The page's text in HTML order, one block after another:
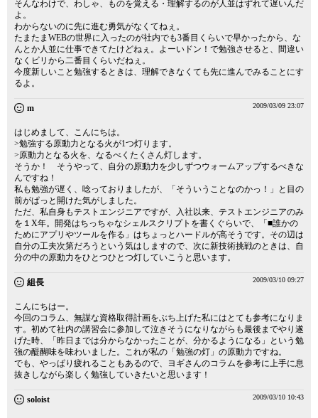
そんなわけで、わしゃ、ものを覚える・理解するのが人並はずれて遅いんだ
よ。
わからないのに先に進む勇気がなくてねぇ。
たまたまWEBの世界に入ったのが社内でも3番目くらいで早かったから、な
んとか人並に仕事できてたけどねぇ。よーいドン！で勉強させると、間違い
なくビリから二番目くらいだねぇ。
今度新しいこと勉強するときは、理解できなくても先に進んでみることにす
るよ。
m 2009/03/09 23:07
はじめまして、こんにちは。
>勉強する原動力となる火が1つ灯ります。
>原動力となる火を、なるべくたくさん灯します。
そうか！ そうやって、自分の原動力を少しずつウォームアップするべきな
んですね！
私も勉強が遅く、唸っておりましたが、「そういうことなのかっ！」と目の
前がぱっと開けた気がしました。
ただ、私自身もテストエンジニアですが、入社以来、テストエンジニアのみ
を１X年。開発はちっちゃなシェルスクリプトを書くぐらいで、「■誰かの
ためにアプリやツールを作る」はちょっとハードルが高そうです。その辺は
自分の工夫次第だろうという気はしますので、次に新技術挑戦のときは、自
分の中の原動力をひとつひとつ灯していこうと思います。
組長 2009/03/10 09:27
こんにちはー。
今回のコラム、無謀な資格取得計画をぶち上げた私にはとても参考になりま
す。初めて社内の講習会に参加して泣きそうになりながらも最後までやり遂
げた時、「昨日までは分からなかったことが、分かるようになる」という勉
強の醍醐味を味わいました。これが私の「勉強の灯」の原動力ですね。
でも、やっぱり疲れることもあるので、ヨギさんのコラムを参考に上手に息
抜きしながら楽しく勉強していきたいと思います！
soloist 2009/03/10 10:43